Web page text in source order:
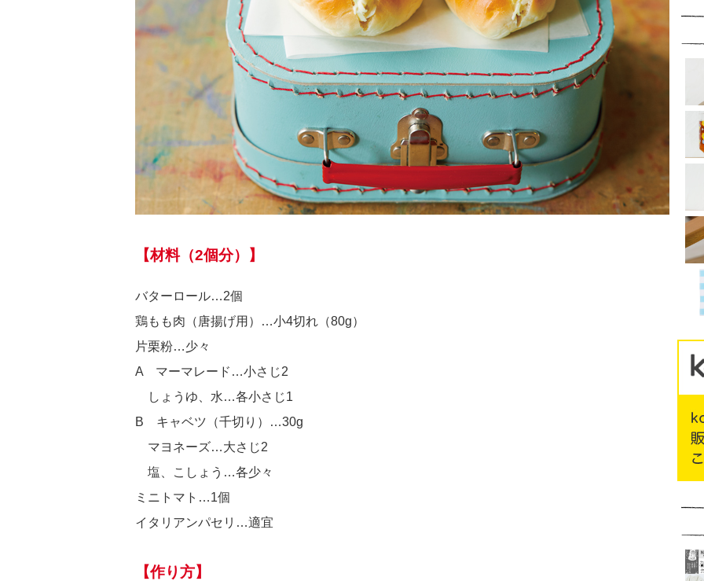
【材料（2個分）】
バターロール…2個
鶏もも肉（唐揚げ用）…小4切れ（80g）
片栗粉…少々
A マーマレード…小さじ2
しょうゆ、水…各小さじ1
B キャベツ（千切り）…30g
マヨネーズ…大さじ2
塩、こしょう…各少々
ミニトマト…1個
イタリアンパセリ…適宜
【作り方】